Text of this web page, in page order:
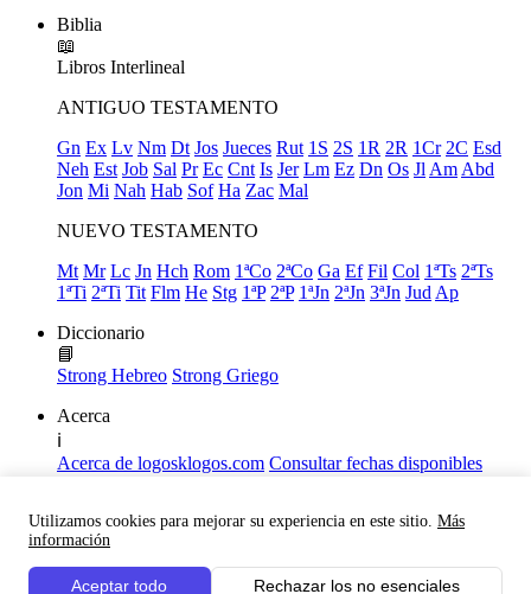
Utilizamos cookies para mejorar su experiencia en este sitio. Más
información
Aceptar todo Rechazar los no esenciales
Biblia
📖
Libros Interlineal
ANTIGUO TESTAMENTO
Gn Ex Lv Nm Dt Jos Jueces Rut 1S 2S 1R 2R 1Cr 2C Esd
Neh Est Job Sal Pr Ec Cnt Is Jer Lm Ez Dn Os Jl Am Abd
Jon Mi Nah Hab Sof Ha Zac Mal
NUEVO TESTAMENTO
Mt Mr Lc Jn Hch Rom 1ªCo 2ªCo Ga Ef Fil Col 1ªTs 2ªTs
1ªTi 2ªTi Tit Flm He Stg 1ªP 2ªP 1ªJn 2ªJn 3ªJn Jud Ap
Diccionario
📘
Strong Hebreo Strong Griego
Acerca
ℹ️
Acerca de logosklogos.com Consultar fechas disponibles
Links útiles
Facebook